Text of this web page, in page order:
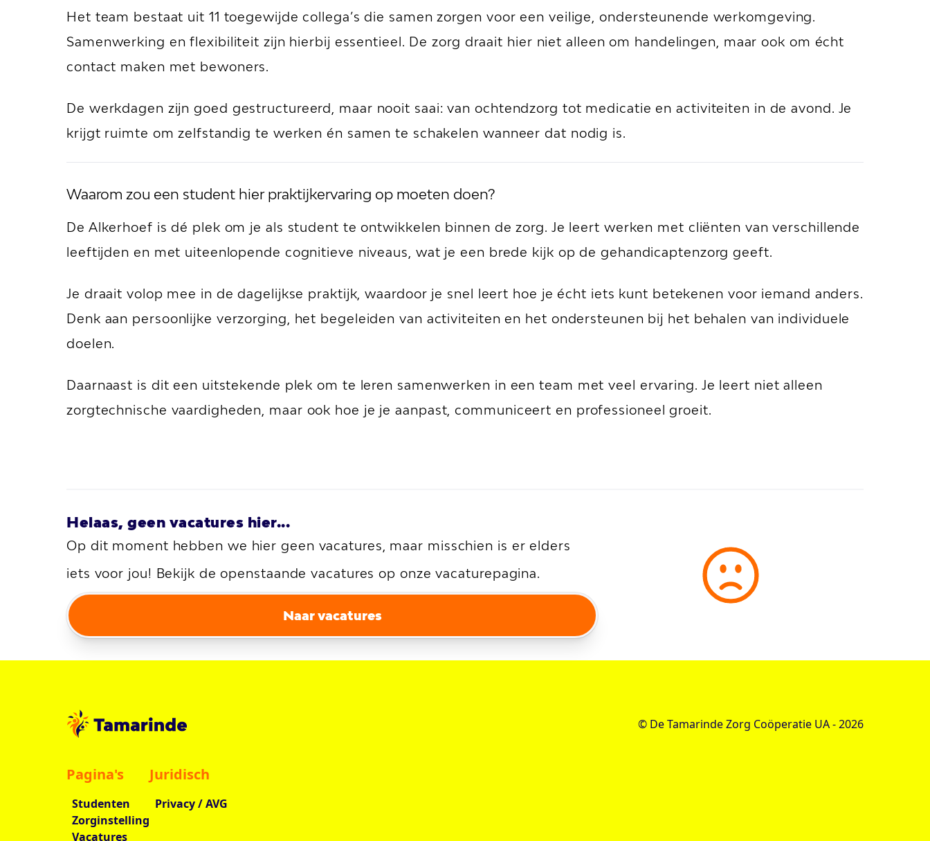
Het team bestaat uit 11 toegewijde collega’s die samen zorgen voor een veilige, ondersteunende werkomgeving.
Samenwerking en flexibiliteit zijn hierbij essentieel. De zorg draait hier niet alleen om handelingen, maar ook om écht
contact maken met bewoners.
De werkdagen zijn goed gestructureerd, maar nooit saai: van ochtendzorg tot medicatie en activiteiten in de avond. Je
krijgt ruimte om zelfstandig te werken én samen te schakelen wanneer dat nodig is.
Waarom zou een student hier praktijkervaring op moeten doen?
De Alkerhoef is dé plek om je als student te ontwikkelen binnen de zorg. Je leert werken met cliënten van verschillende
leeftijden en met uiteenlopende cognitieve niveaus, wat je een brede kijk op de gehandicaptenzorg geeft.
Je draait volop mee in de dagelijkse praktijk, waardoor je snel leert hoe je écht iets kunt betekenen voor iemand anders.
Denk aan persoonlijke verzorging, het begeleiden van activiteiten en het ondersteunen bij het behalen van individuele
doelen.
Daarnaast is dit een uitstekende plek om te leren samenwerken in een team met veel ervaring. Je leert niet alleen
zorgtechnische vaardigheden, maar ook hoe je je aanpast, communiceert en professioneel groeit.
Helaas, geen vacatures hier...
Op dit moment hebben we hier geen vacatures, maar misschien is er elders
iets voor jou! Bekijk de openstaande vacatures op onze vacaturepagina.
Naar vacatures
© De Tamarinde Zorg Coöperatie UA -2026
Pagina's
Studenten
Zorginstelling
Vacatures
Juridisch
Privacy / AVG